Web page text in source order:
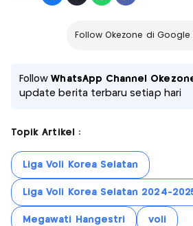
Follow Okezone di Google
FollowWhatsApp Channel
update berita terbaru setiap hari
Topik Artikel :
Liga Voli Korea Selatan
Liga Voli Korea Selatan 2024-
Megawati Hangestri voli